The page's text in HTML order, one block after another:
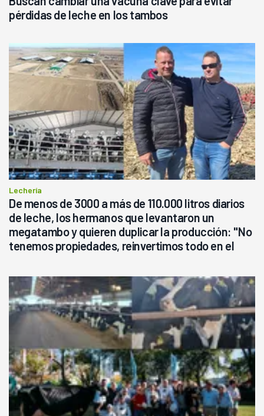
pérdidas de leche en los tambos
Lechería
De menos de 3000 a más de 110.000 litros diarios
de leche, los hermanos que levantaron un
megatambo y quieren duplicar la producción: "No
tenemos propiedades, reinvertimos todo en el